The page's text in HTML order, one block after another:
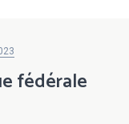
fédérale